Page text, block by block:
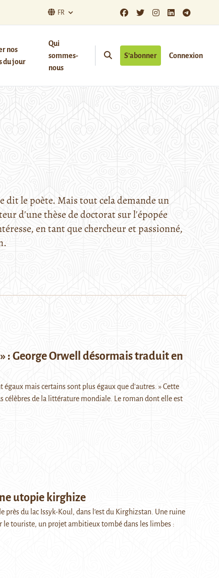
FR
nos
du jour
Qui
sommes-
nous
S’abonner Connexion
le poète. Mais tout cela demande un
d'une thèse de doctorat sur l'épopée
en tant que chercheur et passionné,
: George Orwell désormais traduit en
égaux mais certains sont plus égaux que d’autres. » Cette
célèbres de la littérature mondiale. Le roman dont elle est
utopie kirghize
près du lac Issyk-Koul, dans l'est du Kirghizstan. Une ruine
le touriste, un projet ambitieux tombé dans les limbes :